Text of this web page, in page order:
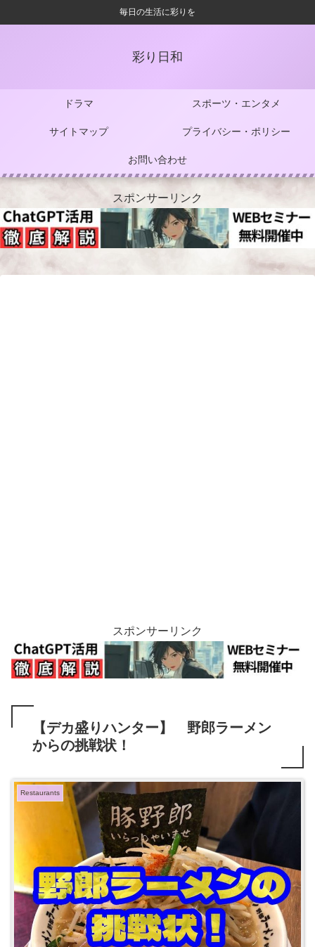
毎日の生活に彩りを
彩り日和
ドラマ スポーツ・エンタメ
サイトマップ プライバシー・ポリシー
お問い合わせ
スポンサーリンク
スポンサーリンク
【デカ盛りハンター】 野郎ラーメン
からの挑戦状！
Restaurants